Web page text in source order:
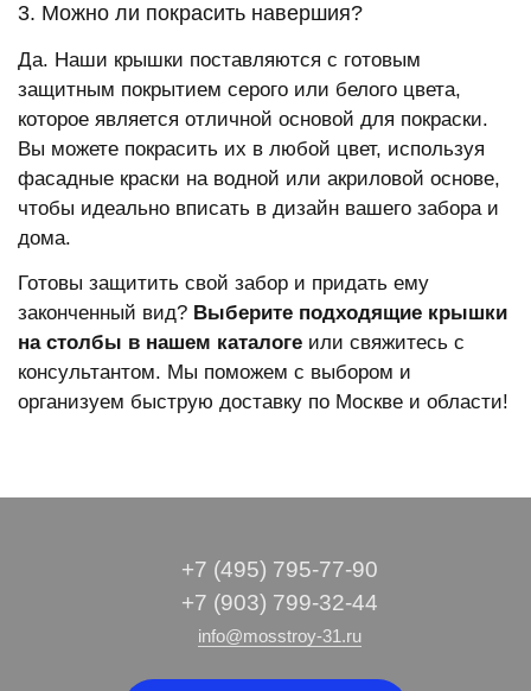
3. Можно ли покрасить навершия?
Да. Наши крышки поставляются с готовым
защитным покрытием серого или белого цвета,
которое является отличной основой для покраски.
Вы можете покрасить их в любой цвет, используя
фасадные краски на водной или акриловой основе,
чтобы идеально вписать в дизайн вашего забора и
дома.
Готовы защитить свой забор и придать ему
законченный вид? Выберите подходящие крышки
на столбы в нашем каталоге или свяжитесь с
консультантом. Мы поможем с выбором и
организуем быструю доставку по Москве и области!
+7 (495) 795-77-90
+7 (903) 799-32-44
info@mosstroy-31.ru